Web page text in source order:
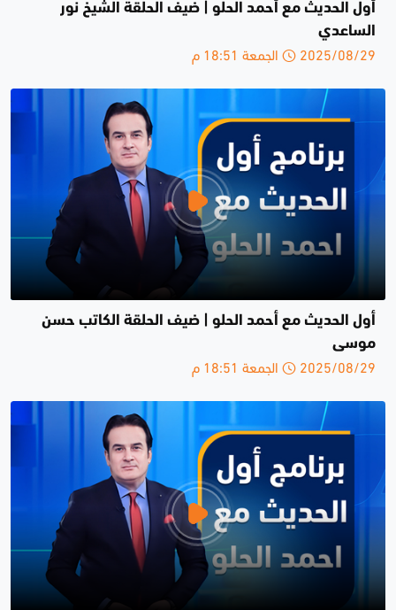
أول الحديث مع أحمد الحلو | ضيف الحلقة الشيخ نور
الساعدي
2025/08/29 الجمعة 18:51 م
أول الحديث مع أحمد الحلو | ضيف الحلقة الكاتب حسن
موسى
2025/08/29 الجمعة 18:51 م